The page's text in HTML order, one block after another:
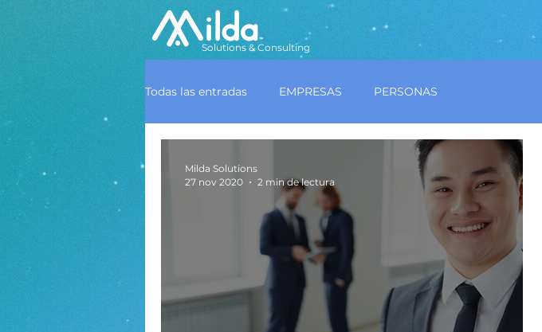
Solutions & Consulting
Todas las entradas EMPRESAS PERSONAS
Milda Solutions
27 nov 2020
2 min de lectura